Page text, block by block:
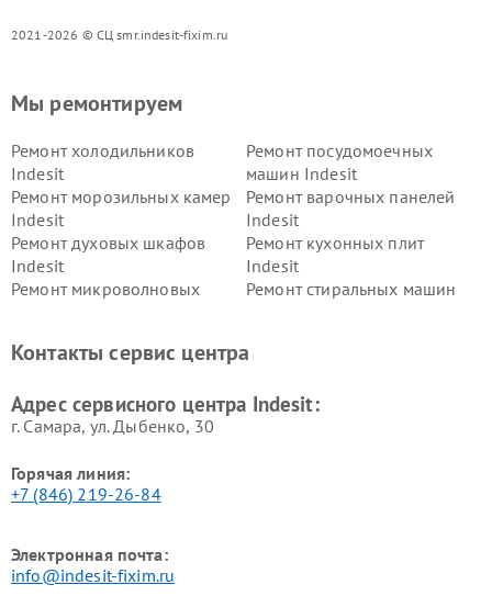
2021-2026 © СЦ smr.indesit-fixim.ru
Мы ремонтируем
Ремонт холодильников
Indesit
Ремонт посудомоечных
машин Indesit
Ремонт морозильных камер
Indesit
Ремонт варочных панелей
Indesit
Ремонт духовых шкафов
Indesit
Ремонт кухонных плит
Indesit
Ремонт микроволновых
Ремонт стиральных машин
Indesit
Indesit
Контакты сервис центра
Адрес сервисного центра Indesit:
г. Самара, ул. Дыбенко, 30
Горячая линия:
+7 (846) 219-26-84
Электронная почта:
info@indesit-fixim.ru